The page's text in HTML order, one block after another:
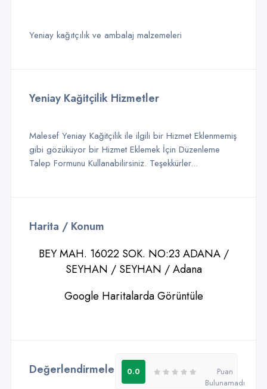
Yeniay kağıtçılık ve ambalaj malzemeleri
Yeniay Kağitçilik Hizmetler
Malesef Yeniay Kağitçilik ile ilgili bir Hizmet Eklenmemiş
gibi gözüküyor bir Hizmet Eklemek İçin Düzenleme
Talep Formunu Kullanabilirsiniz. Teşekkürler...
Harita / Konum
BEY MAH. 16022 SOK. NO:23 ADANA /
SEYHAN / SEYHAN / Adana
Google Haritalarda Görüntüle
Değerlendirmeler - Yorumlar0
0.0
Puan
Bulunamadı